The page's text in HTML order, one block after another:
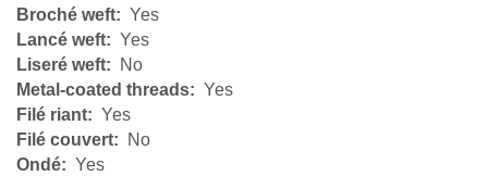
Broché weft
Yes
Lancé weft
Yes
Liseré weft
No
Metal-coated threads
Yes
Filé riant
Yes
Filé couvert
No
Ondé
Yes